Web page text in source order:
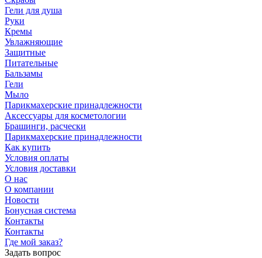
Гели для душа
Руки
Кремы
Увлажняющие
Защитные
Питательные
Бальзамы
Гели
Мыло
Парикмахерские принадлежности
Аксессуары для косметологии
Брашинги, расчески
Парикмахерские принадлежности
Как купить
Условия оплаты
Условия доставки
О нас
О компании
Новости
Бонусная система
Контакты
Контакты
Где мой заказ?
Задать вопрос